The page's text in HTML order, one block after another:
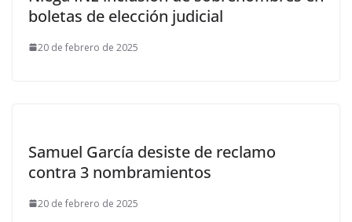
boletas de elección judicial
20 de febrero de 2025
Samuel García desiste de reclamo
contra 3 nombramientos
20 de febrero de 2025